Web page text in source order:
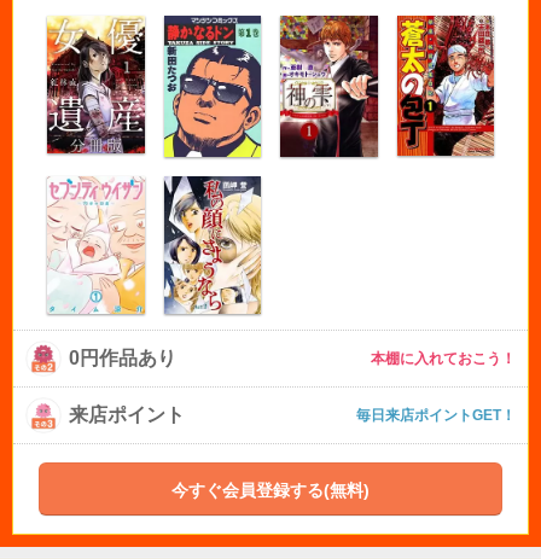
0円作品あり 本棚に入れておこう！
来店ポイント 毎日来店ポイントGET！
今すぐ会員登録する(無料)